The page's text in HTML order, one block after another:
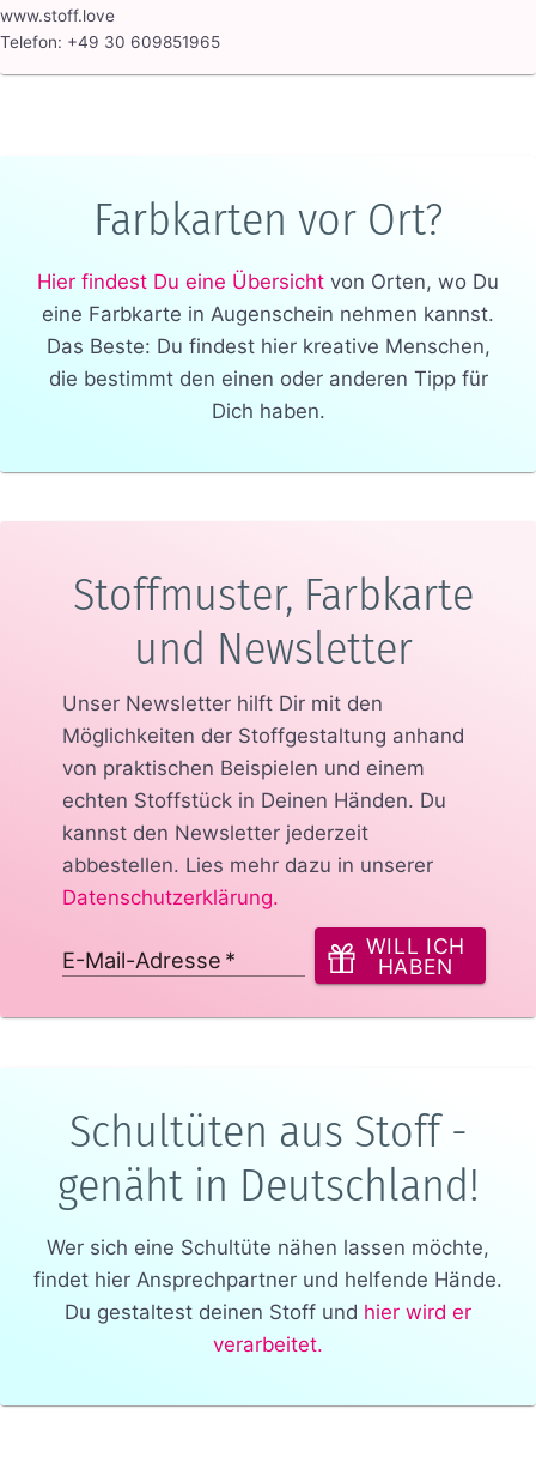
www.stoff.love
Telefon: +49 30 609851965
Farbkarten vor Ort?
Hier findest Du eine Übersicht von Orten, wo Du
eine Farbkarte in Augenschein nehmen kannst.
Das Beste: Du findest hier kreative Menschen,
die bestimmt den einen oder anderen Tipp für
Dich haben.
Stoffmuster, Farbkarte
und Newsletter
Unser Newsletter hilft Dir mit den
Möglichkeiten der Stoffgestaltung anhand
von praktischen Beispielen und einem
echten Stoffstück in Deinen Händen. Du
kannst den Newsletter jederzeit
abbestellen. Lies mehr dazu in unserer
Datenschutzerklärung.
E-Mail-Adresse *
WILL ICH
HABEN
Schultüten aus Stoff -
genäht in Deutschland!
Wer sich eine Schultüte nähen lassen möchte,
findet hier Ansprechpartner und helfende Hände.
Du gestaltest deinen Stoff und hier wird er
verarbeitet.